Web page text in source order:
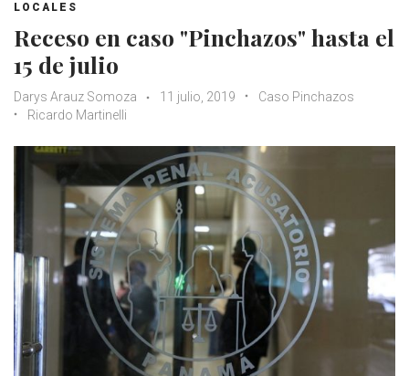
LOCALES
Receso en caso "Pinchazos" hasta el
15 de julio
Darys Arauz Somoza 11 julio, 2019
Caso Pinchazos
Ricardo Martinelli